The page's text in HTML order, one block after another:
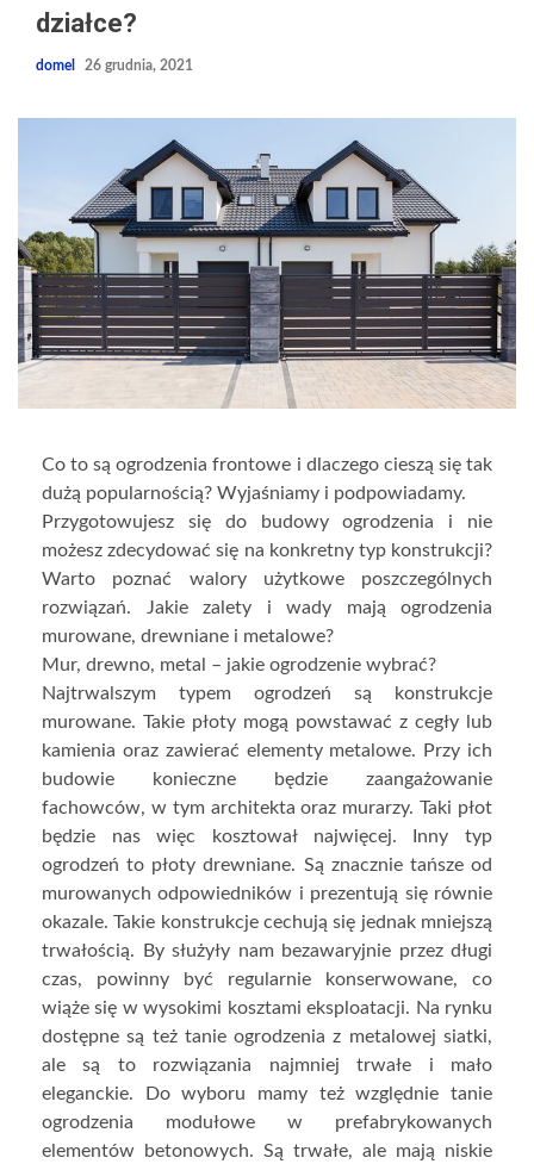
działce?
domel 26 grudnia, 2021
Co to są ogrodzenia frontowe i dlaczego cieszą się tak
dużą popularnością? Wyjaśniamy i podpowiadamy.
Przygotowujesz się do budowy ogrodzenia i nie
możesz zdecydować się na konkretny typ konstrukcji?
Warto poznać walory użytkowe poszczególnych
rozwiązań. Jakie zalety i wady mają ogrodzenia
murowane, drewniane i metalowe?
Mur, drewno, metal – jakie ogrodzenie wybrać?
Najtrwalszym typem ogrodzeń są konstrukcje
murowane. Takie płoty mogą powstawać z cegły lub
kamienia oraz zawierać elementy metalowe. Przy ich
budowie konieczne będzie zaangażowanie
fachowców, w tym architekta oraz murarzy. Taki płot
będzie nas więc kosztował najwięcej. Inny typ
ogrodzeń to płoty drewniane. Są znacznie tańsze od
murowanych odpowiedników i prezentują się równie
okazale. Takie konstrukcje cechują się jednak mniejszą
trwałością. By służyły nam bezawaryjnie przez długi
czas, powinny być regularnie konserwowane, co
wiąże się w wysokimi kosztami eksploatacji. Na rynku
dostępne są też tanie ogrodzenia z metalowej siatki,
ale są to rozwiązania najmniej trwałe i mało
eleganckie. Do wyboru mamy też względnie tanie
ogrodzenia modułowe w prefabrykowanych
elementów betonowych. Są trwałe, ale mają niskie